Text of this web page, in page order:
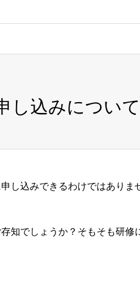
し込みについて
し込みできるわけではありま
知でしょうか？そもそも研修